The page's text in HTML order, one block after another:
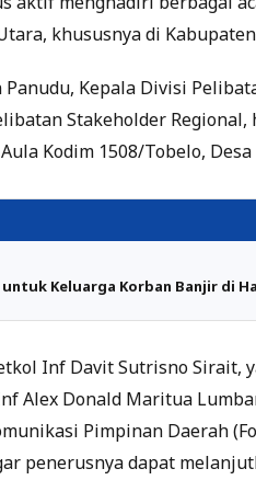
khususnya di
Panudu, Kepala Divisi
Stakeholder Regional,
Kodim 1508/Tobelo, Desa
Keluarga Korban Banjir di
Inf Davit Sutrisno Sirait,
Alex Donald Maritua
Pimpinan Daerah
penerusnya dapat